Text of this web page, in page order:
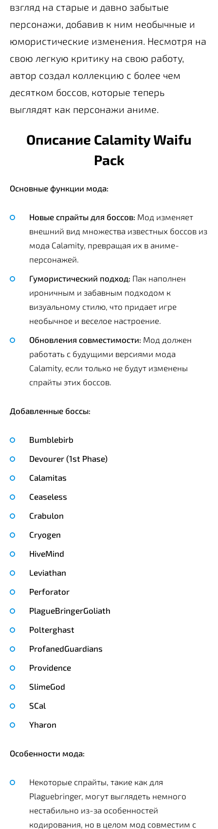
взгляд на старые и давно забытые
персонажи, добавив к ним необычные и
юмористические изменения. Несмотря на
свою легкую критику на свою работу,
автор создал коллекцию с более чем
десятком боссов, которые теперь
выглядят как персонажи аниме.
Описание Calamity Waifu
Pack
Основные функции мода:
Новые спрайты для боссов: Мод изменяет
внешний вид множества известных боссов из
мода Calamity, превращая их в аниме-
персонажей.
Гумористический подход: Пак наполнен
ироничным и забавным подходом к
визуальному стилю, что придает игре
необычное и веселое настроение.
Обновления совместимости: Мод должен
работать с будущими версиями мода
Calamity, если только не будут изменены
спрайты этих боссов.
Добавленные боссы:
Bumblebirb
Devourer (1st Phase)
Calamitas
Ceaseless
Crabulon
Cryogen
HiveMind
Leviathan
Perforator
PlagueBringerGoliath
Polterghast
ProfanedGuardians
Providence
SlimeGod
SCal
Yharon
Особенности мода:
Некоторые спрайты, такие как для
Plaguebringer, могут выглядеть немного
нестабильно из-за особенностей
кодирования, но в целом мод совместим с